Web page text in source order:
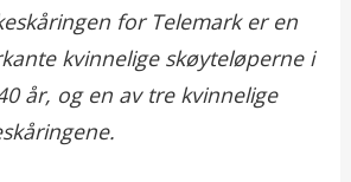
for Telemark er en
kvinnelige skøyteløperne i
år, og en av tre kvinnelige